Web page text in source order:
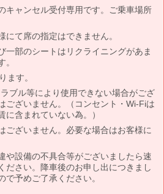
キャンセル受付専用です。ご乗車場所
て席の指定はできません。
一部のシートはリクライニングがあま
。
ます。
ブル等により使用できない場合がござ
ございません。（コンセント・Wi-Fiは
含まれていない為。）
ございません。必要な場合はお客様に
や設備の不具合等がございましたら速
ださい。降車後のお申し出につきまし
で予めご了承ください。